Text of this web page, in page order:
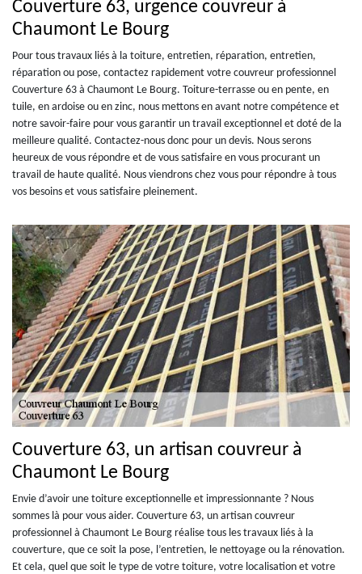
Couverture 63, urgence couvreur à
Chaumont Le Bourg
Pour tous travaux liés à la toiture, entretien, réparation, entretien,
réparation ou pose, contactez rapidement votre couvreur professionnel
Couverture 63 à Chaumont Le Bourg. Toiture-terrasse ou en pente, en
tuile, en ardoise ou en zinc, nous mettons en avant notre compétence et
notre savoir-faire pour vous garantir un travail exceptionnel et doté de la
meilleure qualité. Contactez-nous donc pour un devis. Nous serons
heureux de vous répondre et de vous satisfaire en vous procurant un
travail de haute qualité. Nous viendrons chez vous pour répondre à tous
vos besoins et vous satisfaire pleinement.
Couverture 63, un artisan couvreur à
Chaumont Le Bourg
Envie d’avoir une toiture exceptionnelle et impressionnante ? Nous
sommes là pour vous aider. Couverture 63, un artisan couvreur
professionnel à Chaumont Le Bourg réalise tous les travaux liés à la
couverture, que ce soit la pose, l’entretien, le nettoyage ou la rénovation.
Et cela, quel que soit le type de votre toiture, votre localisation et votre